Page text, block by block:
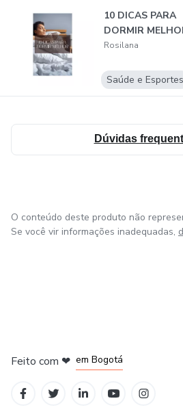
10 DICAS PARA
DORMIR
Rosilana
Saúde e Esportes
Dúvidas
O conteúdo deste produto não
Se você vir informações inadequadas,
Feito com ❤ em Bogotá